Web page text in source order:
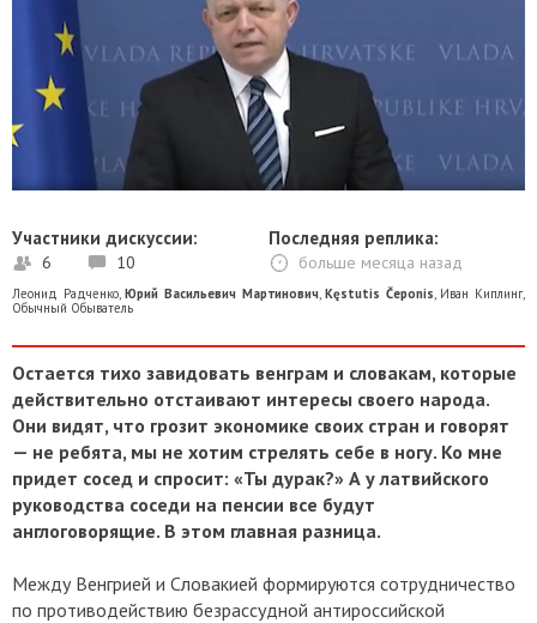
Участники дискуссии:
6 10
Последняя реплика:
больше месяца назад
Леонид Радченко,Юрий Васильевич Мартинович,Kęstutis Čeponis, Иван Киплинг,
Обычный Обыватель
Остается тихо завидовать венграм и словакам, которые
действительно отстаивают интересы своего народа.
Они видят, что грозит экономике своих стран и говорят
— не ребята, мы не хотим стрелять себе в ногу. Ко мне
придет сосед и спросит: «Ты дурак?» А у латвийского
руководства соседи на пенсии все будут
англоговорящие. В этом главная разница.
Между Венгрией и Словакией формируются сотрудничество
по противодействию безрассудной антироссийской